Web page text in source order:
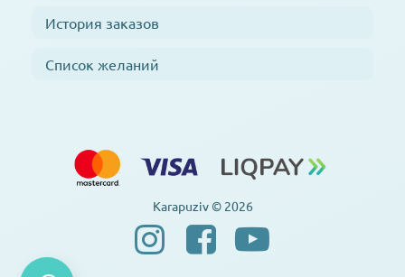
История заказов
Список желаний
Karapuziv © 2026